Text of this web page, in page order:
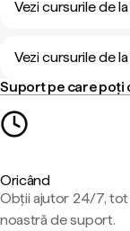
Vezi cursurile de
Vezi cursurile de
Suport pe care poți
Oricând
Obții ajutor 24/7, tot
noastră de suport.